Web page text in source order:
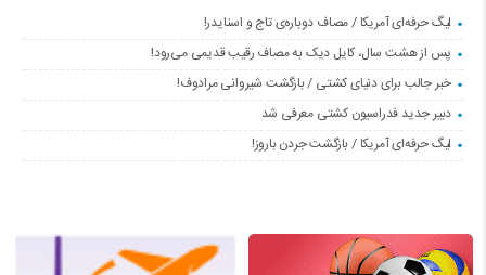
لیگ حرفه‌ای آمریکا / مصاف دوباره‌ی تاج و اسنایدر!
پس از هشت سال، کایل دیک به مصاف رقیب قدیمی می‌رود!
خبر جالب برای دنیای کشتی / بازگشت شیروانی مرادوف!
دبیر جدید فدراسیون کشتی معرفی شد
لیگ حرفه‌ای آمریکا / بازگشت جردن باروز!